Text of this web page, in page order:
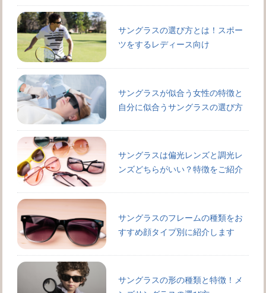
サングラスの選び方とは！スポー
ツをするレディース向け
サングラスが似合う女性の特徴と
自分に似合うサングラスの選び方
サングラスは偏光レンズと調光レ
ンズどちらがいい？特徴をご紹介
サングラスのフレームの種類をお
すすめ顔タイプ別に紹介します
サングラスの形の種類と特徴！メ